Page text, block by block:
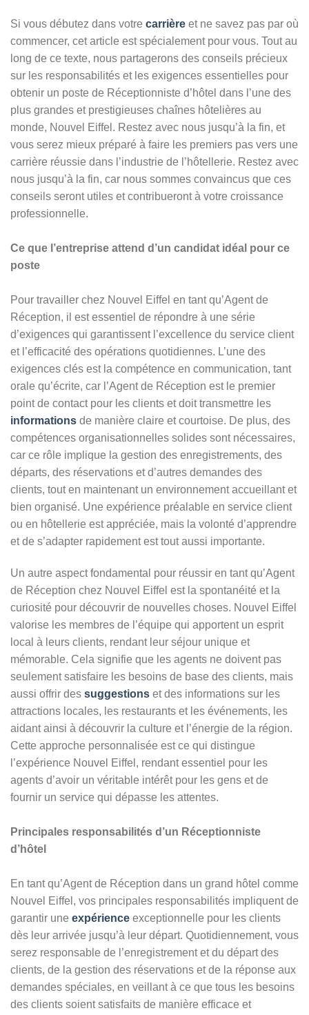
Si vous débutez dans votre carrière et ne savez pas par où
commencer, cet article est spécialement pour vous. Tout au
long de ce texte, nous partagerons des conseils précieux
sur les responsabilités et les exigences essentielles pour
obtenir un poste de Réceptionniste d’hôtel dans l’une des
plus grandes et prestigieuses chaînes hôtelières au
monde, Nouvel Eiffel. Restez avec nous jusqu’à la fin, et
vous serez mieux préparé à faire les premiers pas vers une
carrière réussie dans l’industrie de l’hôtellerie. Restez avec
nous jusqu’à la fin, car nous sommes convaincus que ces
conseils seront utiles et contribueront à votre croissance
professionnelle.
Ce que l’entreprise attend d’un candidat idéal pour ce
poste
Pour travailler chez Nouvel Eiffel en tant qu’Agent de
Réception, il est essentiel de répondre à une série
d’exigences qui garantissent l’excellence du service client
et l’efficacité des opérations quotidiennes. L’une des
exigences clés est la compétence en communication, tant
orale qu’écrite, car l’Agent de Réception est le premier
point de contact pour les clients et doit transmettre les
informations de manière claire et courtoise. De plus, des
compétences organisationnelles solides sont nécessaires,
car ce rôle implique la gestion des enregistrements, des
départs, des réservations et d’autres demandes des
clients, tout en maintenant un environnement accueillant et
bien organisé. Une expérience préalable en service client
ou en hôtellerie est appréciée, mais la volonté d’apprendre
et de s’adapter rapidement est tout aussi importante.
Un autre aspect fondamental pour réussir en tant qu’Agent
de Réception chez Nouvel Eiffel est la spontanéité et la
curiosité pour découvrir de nouvelles choses. Nouvel Eiffel
valorise les membres de l’équipe qui apportent un esprit
local à leurs clients, rendant leur séjour unique et
mémorable. Cela signifie que les agents ne doivent pas
seulement satisfaire les besoins de base des clients, mais
aussi offrir des suggestions et des informations sur les
attractions locales, les restaurants et les événements, les
aidant ainsi à découvrir la culture et l’énergie de la région.
Cette approche personnalisée est ce qui distingue
l’expérience Nouvel Eiffel, rendant essentiel pour les
agents d’avoir un véritable intérêt pour les gens et de
fournir un service qui dépasse les attentes.
Principales responsabilités d’un Réceptionniste
d’hôtel
En tant qu’Agent de Réception dans un grand hôtel comme
Nouvel Eiffel, vos principales responsabilités impliquent de
garantir une expérience exceptionnelle pour les clients
dès leur arrivée jusqu’à leur départ. Quotidiennement, vous
serez responsable de l’enregistrement et du départ des
clients, de la gestion des réservations et de la réponse aux
demandes spéciales, en veillant à ce que tous les besoins
des clients soient satisfaits de manière efficace et